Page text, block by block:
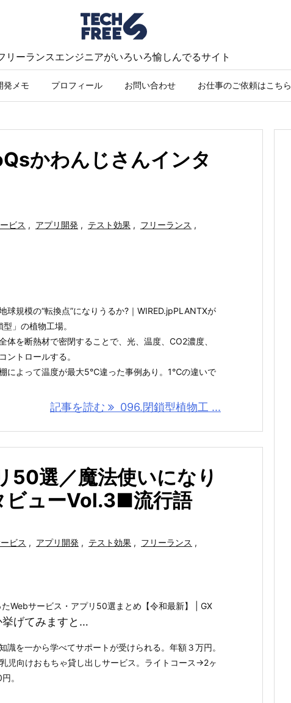
リーランスエンジニアがいろいろ愉しんでるサイト
発メモ プロフィール お問い合わせ お仕事のご依頼はこちら
かわんじさんインタ
ビス , アプリ開発 , テスト効果 , フリーランス ,
球規模の“転換点”になりうるか?｜WIRED.jpPLANTXが
」の植物工場。
体を断熱材で密閉することで、光、温度、CO2濃度、
ントロールする。
によって温度が最大5℃違った事例あり。1℃の違いで
記事を読む 096.閉鎖型植物工 ...
選／魔法使いになり
ビューVol.3■流行語
ビス , アプリ開発 , テスト効果 , フリーランス ,
Webサービス・アプリ50選まとめ【令和最新】 | GX
げてみますと…
識を一から学べてサポートが受けられる。年額３万円。
児向けおもちゃ貸し出しサービス。ライトコース→2ヶ
。